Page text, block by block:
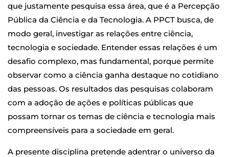
que justamente pesquisa essa área, que é a Percepção
Pública da Ciência e da Tecnologia. A PPCT busca, de
modo geral, investigar as relações entre ciência,
tecnologia e sociedade. Entender essas relações é um
desafio complexo, mas fundamental, porque permite
observar como a ciência ganha destaque no cotidiano
das pessoas. Os resultados das pesquisas colaboram
com a adoção de ações e políticas públicas que
possam tornar os temas de ciência e tecnologia mais
compreensíveis para a sociedade em geral.
A presente disciplina pretende adentrar o universo da